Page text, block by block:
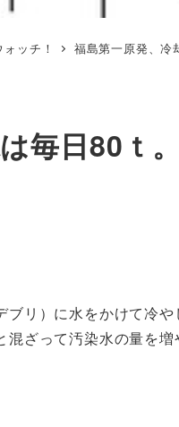
ッチ！ 福島第一原発、冷
毎日80ｔ
リ）に水をかけて冷
ざって汚染水の量を